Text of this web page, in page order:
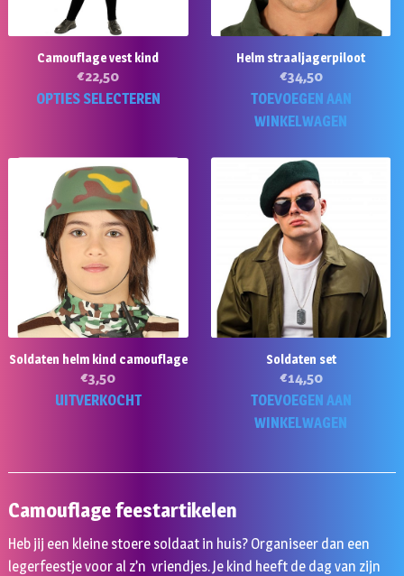
worden
productpagina
Camouflage vest kind
€22,50
OPTIES SELECTEREN
meerdere
gekozen
worden
productpagina
Helm straaljagerpiloot
€34,50
TOEVOEGEN AAN
WINKELWAGEN
Soldaten helm kind camouflage
€3,50
UITVERKOCHT
Soldaten set
€14,50
TOEVOEGEN AAN
WINKELWAGEN
Camouflage feestartikelen
Heb jij een kleine stoere soldaat in huis? Organiseer dan een
legerfeestje voor al z’n vriendjes. Je kind heeft de dag van zijn